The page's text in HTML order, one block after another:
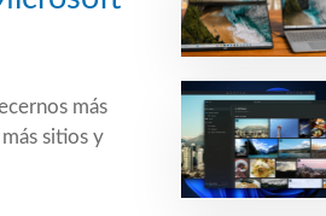
más
sitios y